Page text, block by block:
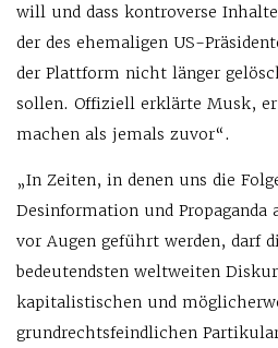
will und dass kontroverse
der des ehemaligen US-
der Plattform nicht länger
sollen. Offiziell erklärte Musk,
machen als jemals zuvor“.
„In Zeiten, in denen uns die
Desinformation und Propaganda
vor Augen geführt werden, darf
bedeutendsten weltweiten
kapitalistischen und
grundrechtsfeindlichen